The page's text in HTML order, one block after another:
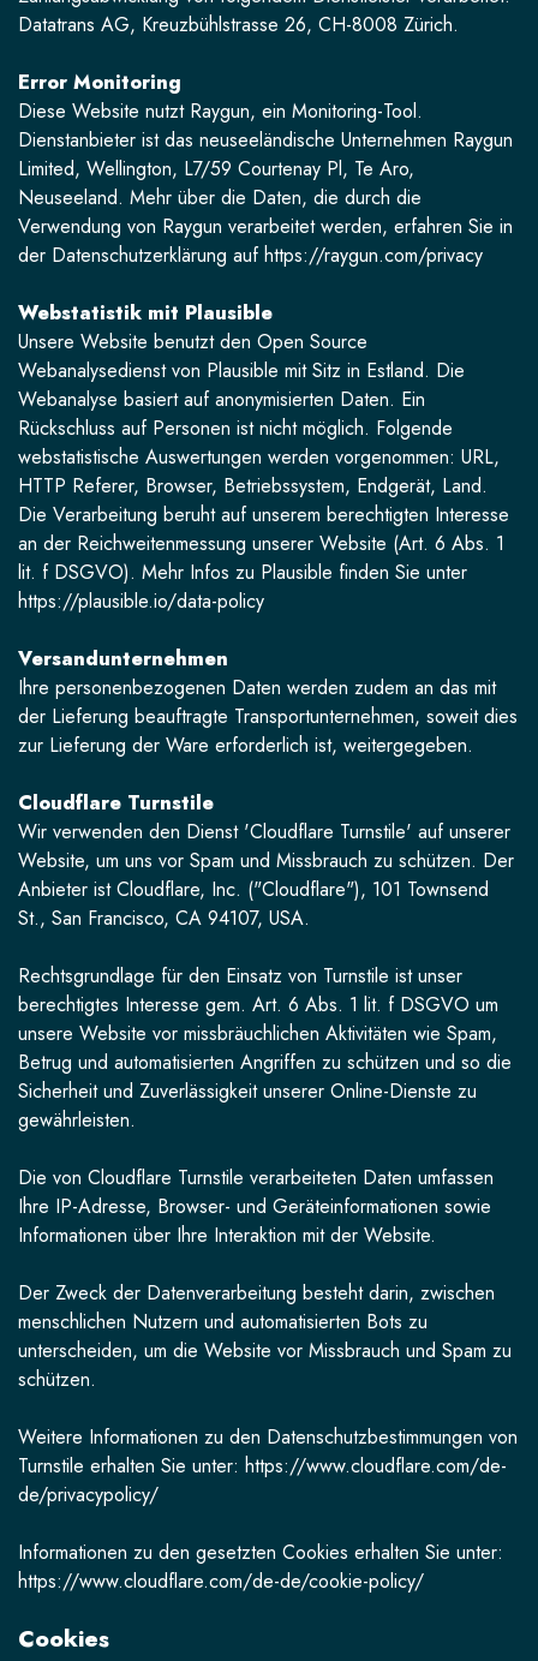
Datatrans AG, Kreuzbühlstrasse 26, CH-8008 Zürich.
Error Monitoring
Diese Website nutzt Raygun, ein Monitoring-Tool.
Dienstanbieter ist das neuseeländische Unternehmen Raygun
Limited, Wellington, L7/59 Courtenay Pl, Te Aro,
Neuseeland. Mehr über die Daten, die durch die
Verwendung von Raygun verarbeitet werden, erfahren Sie in
der Datenschutzerklärung aufhttps://raygun.com/privacy
Webstatistik mit Plausible
Unsere Website benutzt den Open Source
Webanalysedienst von Plausible mit Sitz in Estland. Die
Webanalyse basiert auf anonymisierten Daten. Ein
Rückschluss auf Personen ist nicht möglich. Folgende
webstatistische Auswertungen werden vorgenommen: URL,
HTTP Referer, Browser, Betriebssystem, Endgerät, Land.
Die Verarbeitung beruht auf unserem berechtigten Interesse
an der Reichweitenmessung unserer Website (Art. 6 Abs. 1
lit. f DSGVO). Mehr Infos zu Plausible finden Sie unter
https://plausible.io/data-policy
Versandunternehmen
Ihre personenbezogenen Daten werden zudem an das mit
der Lieferung beauftragte Transportunternehmen, soweit dies
zur Lieferung der Ware erforderlich ist, weitergegeben.
Cloudflare Turnstile
Wir verwenden den Dienst 'Cloudflare Turnstile' auf unserer
Website, um uns vor Spam und Missbrauch zu schützen. Der
Anbieter ist Cloudflare, Inc. ("Cloudflare"), 101 Townsend
St., San Francisco, CA 94107, USA.
Rechtsgrundlage für den Einsatz von Turnstile ist unser
berechtigtes Interesse gem. Art. 6 Abs. 1 lit. f DSGVO um
unsere Website vor missbräuchlichen Aktivitäten wie Spam,
Betrug und automatisierten Angriffen zu schützen und so die
Sicherheit und Zuverlässigkeit unserer Online-Dienste zu
gewährleisten.
Die von Cloudflare Turnstile verarbeiteten Daten umfassen
Ihre IP-Adresse, Browser- und Geräteinformationen sowie
Informationen über Ihre Interaktion mit der Website.
Der Zweck der Datenverarbeitung besteht darin, zwischen
menschlichen Nutzern und automatisierten Bots zu
unterscheiden, um die Website vor Missbrauch und Spam zu
schützen.
Weitere Informationen zu den Datenschutzbestimmungen von
Turnstile erhalten Sie unter: https://www.cloudflare.com/de-
de/privacypolicy/
Informationen zu den gesetzten Cookies erhalten Sie unter:
https://www.cloudflare.com/de-de/cookie-policy/
Cookies